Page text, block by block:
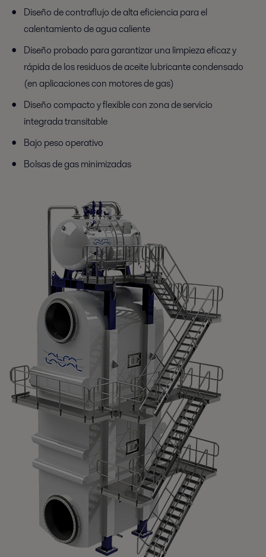
Diseño de contraflujo de alta eficiencia para el
calentamiento de agua caliente
Diseño probado para garantizar una limpieza eficaz y
rápida de los residuos de aceite lubricante condensado
(en aplicaciones con motores de gas)
Diseño compacto y flexible con zona de servicio
integrada transitable
Bajo peso operativo
Bolsas de gas minimizadas